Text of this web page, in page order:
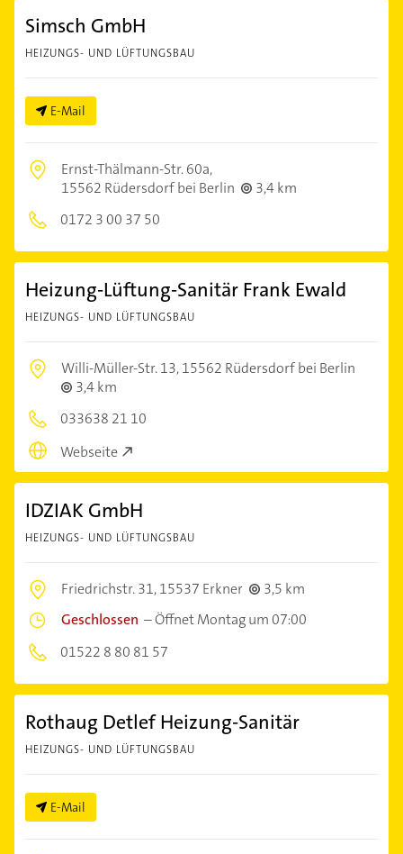
Simsch GmbH
HEIZUNGS- UND LÜFTUNGSBAU
E-Mail
Ernst-Thälmann-Str. 60a,
15562 Rüdersdorf bei Berlin
3,4 km
0172 3 00 37 50
Heizung-Lüftung-Sanitär Frank Ewald
HEIZUNGS- UND LÜFTUNGSBAU
Willi-Müller-Str. 13,15562 Rüdersdorf bei Berlin
3,4 km
033638 21 10
Webseite
IDZIAK GmbH
HEIZUNGS- UND LÜFTUNGSBAU
Friedrichstr. 31,15537 Erkner
3,5 km
Geschlossen –Öffnet Montag um 07:00
01522 8 80 81 57
Rothaug Detlef Heizung-Sanitär
HEIZUNGS- UND LÜFTUNGSBAU
E-Mail